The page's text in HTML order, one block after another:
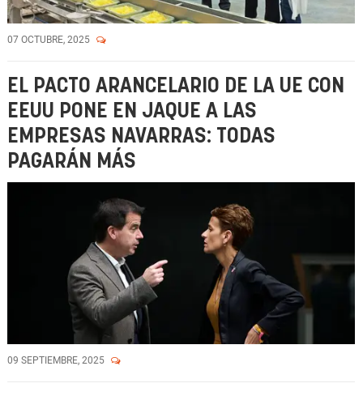
07 OCTUBRE, 2025
EL PACTO ARANCELARIO DE LA UE CON
EEUU PONE EN JAQUE A LAS
EMPRESAS NAVARRAS: TODAS
PAGARÁN MÁS
09 SEPTIEMBRE, 2025